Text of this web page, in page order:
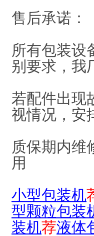
售后承诺：
所有包装设
别要求，我
若配件出现
视情况，安
质保期内维
用
小型包装机
型颗粒包装
装机荐液体